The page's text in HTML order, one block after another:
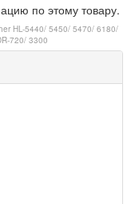
по этому товару.
HL-5440/ 5450/ 5470/ 6180/
720/ 3300